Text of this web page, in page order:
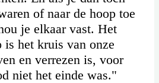
of naar de hoop toe
je elkaar vast. Het
het kruis van onze
en verrezen is, voor
niet het einde was."